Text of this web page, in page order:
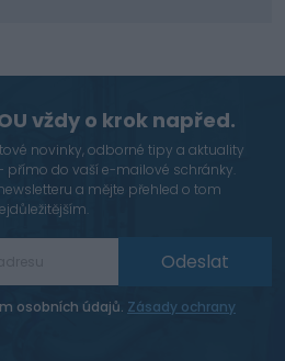
vždy o krok napřed.
novinky, odborné tipy a aktuality
přímo do vaší e-mailové schránky.
a mějte přehled o tom
Odeslat
osobních údajů. Zásady ochrany